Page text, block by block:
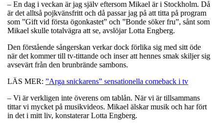
– En dag i veckan är jag själv eftersom Mikael är i Stockholm. Då
är det alltså pojkvänsfritt och då passar jag på att titta på program
som ”Gift vid första ögonkastet” och ”Bonde söker fru”, sånt som
Mikael skulle totalvägra att se, avslöjar Lotta Engberg.
Den förstående sångerskan verkar dock förlika sig med sitt öde
när det kommer till tv-tittande och inser att hennes smak skiljer sig
avsevärt från den brunbrände sambons.
LÄS MER: ”Arga snickarens” sensationella comeback i tv
– Vi är verkligen inte överens om tablån. När vi är tillsammans
tittar vi mycket på musikvideos. Mikael älskar musik och har fört
in det i mitt liv, konstaterar Lotta Engberg.